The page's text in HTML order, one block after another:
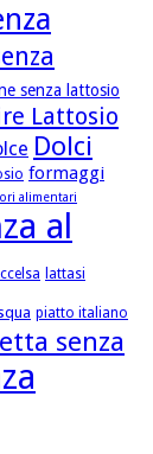
senza lattosio
Lattosio
Dolci
formaggi
alimentari
al
lattasi
piatto italiano
senza